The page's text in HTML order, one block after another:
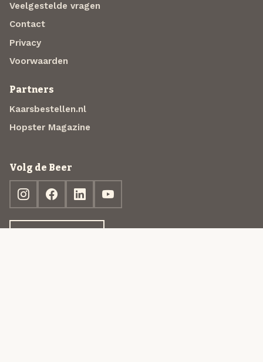
Veelgestelde vragen
Contact
Privacy
Voorwaarden
Partners
Kaarsbestellen.nl
Hopster Magazine
Volg de Beer